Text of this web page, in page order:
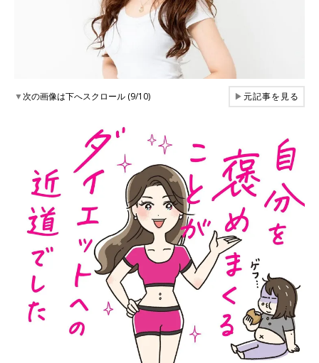
▼次の画像は下へスクロール (9/10) ▶元記事を見る